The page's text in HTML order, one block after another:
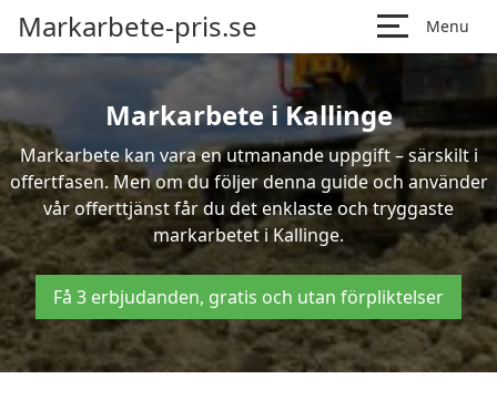
Markarbete-pris.se Menu
Markarbete i Kallinge
Markarbete kan vara en utmanande uppgift – särskilt i
offertfasen. Men om du följer denna guide och använder
vår offerttjänst får du det enklaste och tryggaste
markarbetet i Kallinge.
Få 3 erbjudanden, gratis och utan förpliktelser